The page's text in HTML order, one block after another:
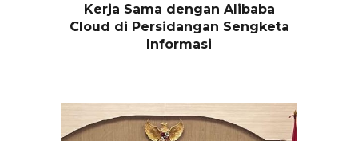
Kerja Sama dengan Alibaba
Cloud di Persidangan Sengketa
Informasi